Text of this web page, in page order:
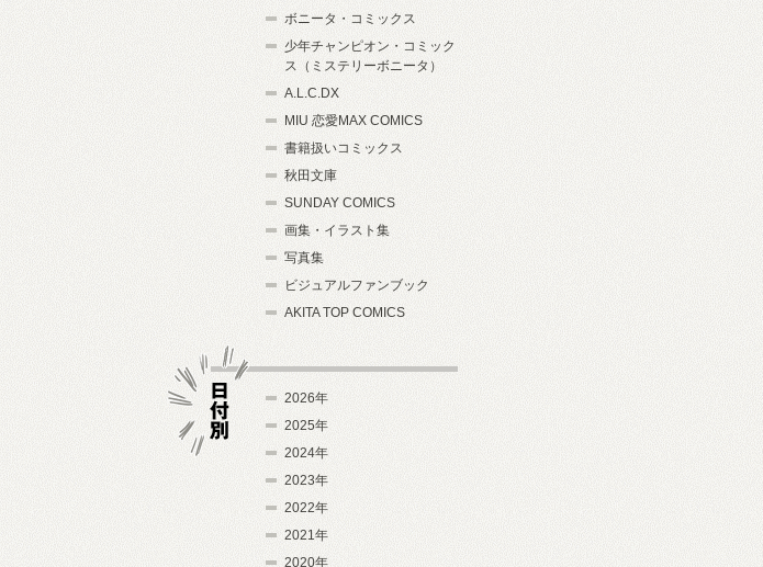
ボニータ・コミックス
少年チャンピオン・コミック
ス（ミステリーボニータ）
A.L.C.DX
MIU 恋愛MAX COMICS
書籍扱いコミックス
秋田文庫
SUNDAY COMICS
画集・イラスト集
写真集
ビジュアルファンブック
AKITA TOP COMICS
2026年
2025年
2024年
2023年
2022年
2021年
2020年